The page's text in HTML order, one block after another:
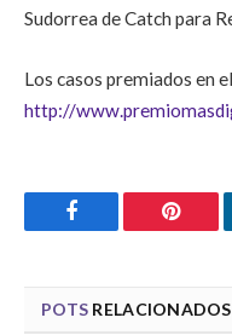
Sudorrea de Catch para
Los casos premiados en
http://
Facebook
POTS RELACIONADOS